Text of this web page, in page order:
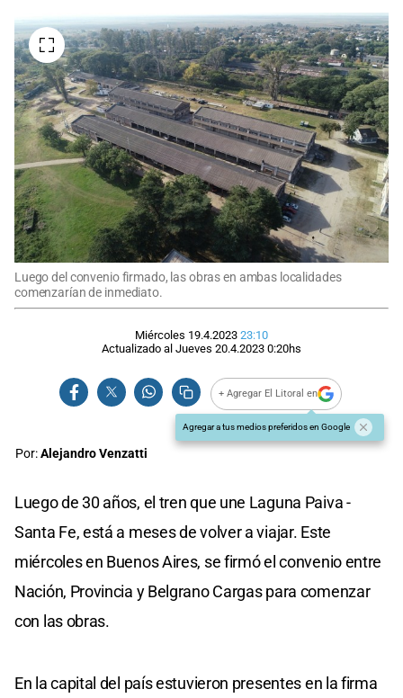
Luego del convenio firmado, las obras en ambas localidades
comenzarían de inmediato.
Miércoles 19.4.2023 23:10
Actualizado al Jueves 20.4.2023 0:20hs
+ Agregar El Litoral en
Agregar a tus medios preferidos en Google
Por:Alejandro Venzatti
Luego de 30 años, el tren que une Laguna Paiva -
Santa Fe, está a meses de volver a viajar. Este
miércoles en Buenos Aires, se firmó el convenio entre
Nación, Provincia y Belgrano Cargas para comenzar
con las obras.
En la capital del país estuvieron presentes en la firma